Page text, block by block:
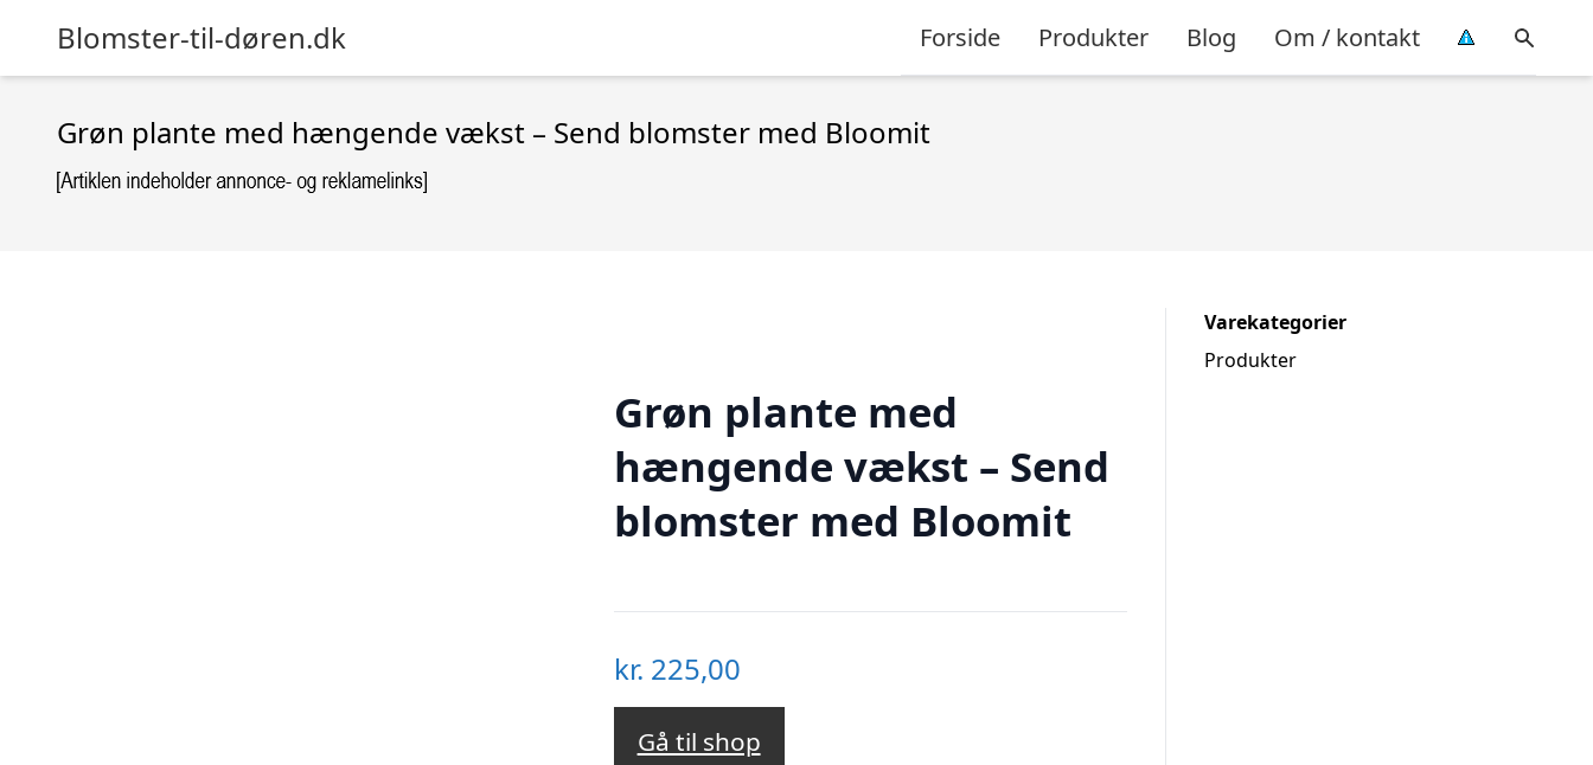
Blomster-til-døren.dk Forside Produkter Blog Om / kontakt
Grøn plante med hængende vækst – Send blomster med Bloomit
Grøn plante med
hængende vækst – Send
blomster med Bloomit
kr. 225,00
Gå til shop
Varekategorier
Produkter